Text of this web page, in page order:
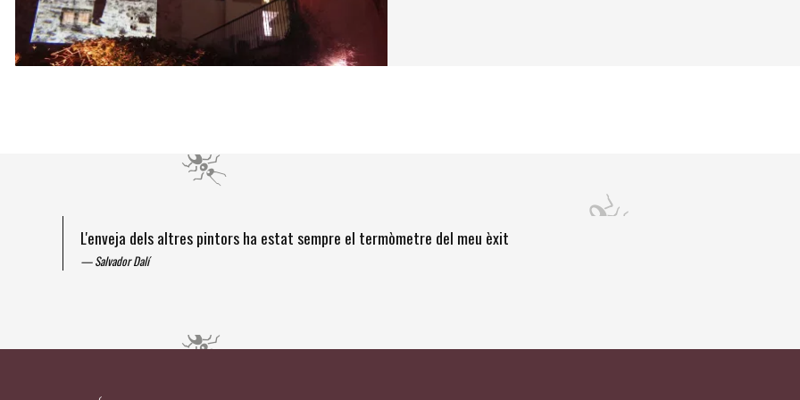
L'enveja dels altres pintors ha estat sempre el termòmetre del meu èxit
Salvador Dalí